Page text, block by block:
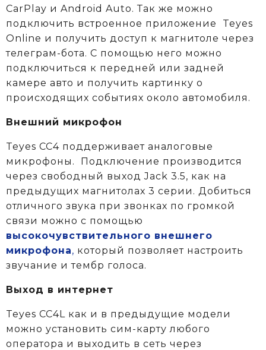
CarPlay и Android Auto. Так же можно
подключить встроенное приложение Teyes
Online и получить доступ к магнитоле через
телеграм-бота. С помощью него можно
подключиться к передней или задней
камере авто и получить картинку о
происходящих событиях около автомобиля.
Внешний микрофон
Teyes CC4 поддерживает аналоговые
микрофоны. Подключение производится
через свободный выход Jack 3.5, как на
предыдущих магнитолах 3 серии. Добиться
отличного звука при звонках по громкой
связи можно с помощью
высокочувствительного внешнего
микрофона, который позволяет настроить
звучание и тембр голоса.
Выход в интернет
Teyes CC4L как и в предыдущие модели
можно установить сим-карту любого
оператора и выходить в сеть через